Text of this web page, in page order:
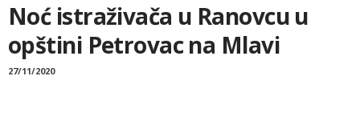
Noć istraživača u Ranovcu u
opštini Petrovac na Mlavi
27/11/2020